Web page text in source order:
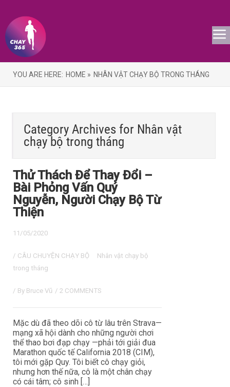
YOU ARE HERE: HOME » NHÂN VẬT CHẠY BỘ TRONG THÁNG
Category Archives for Nhân vật
chạy bộ trong tháng
Thử Thách Để Thay Đổi –
Bài Phỏng Vấn Quý
Nguyễn, Người Chạy Bộ Từ
Thiện
11/05/2020
/ CÂU CHUYỆN CHẠY BỘ
Nhân vật chạy bộ
trong tháng
/ By Bruce Vũ / 2 COMMENTS
Mặc dù đã theo dõi cô từ lâu trên Strava—
mạng xã hội dành cho những người chơi
thể thao bơi đạp chạy —phải tới giải đua
Marathon quốc tế California 2018 (CIM),
tôi mới gặp Quy. Tôi biết cô chạy giỏi,
nhưng hơn thế nữa, cô là một chân chạy
có cái tâm; cô sinh […]